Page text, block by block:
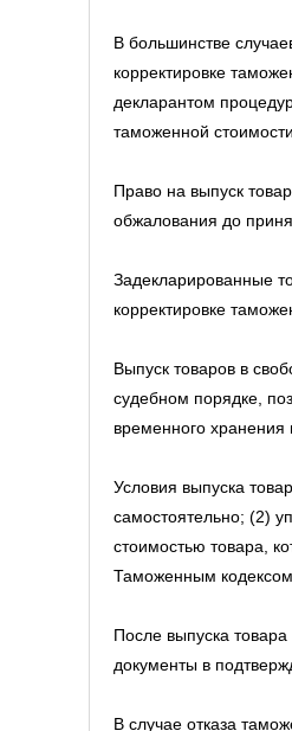
В большинстве
корректировке
декларантом
таможенной
Право на выпуск
обжалования до
Задекларированные
корректировке
Выпуск товаров в
судебном порядке,
временного
Условия выпуска
самостоятельно; (2)
стоимостью товара,
Таможенным
После выпуска
документы в
В случае отказа